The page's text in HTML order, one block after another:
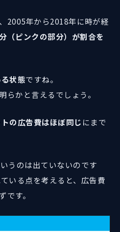
2005年から2018年に時が経
（ピンクの部分）が割合を
状態ですね。
らかと言えるでしょう。
の広告費はほぼ同じ にまで
うのは出ていないのです
いる点を考えると、広告費
です。